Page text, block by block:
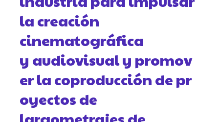
la creación
cinematográfica
y audiovisual y promov
er la coproducción de pr
oyectos de